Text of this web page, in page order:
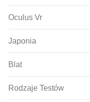
Oculus Vr
Japonia
Blat
Rodzaje Testów